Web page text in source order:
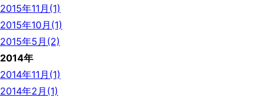
2015年11月(1)
2015年10月(1)
2015年5月(2)
2014年
2014年11月(1)
2014年2月(1)